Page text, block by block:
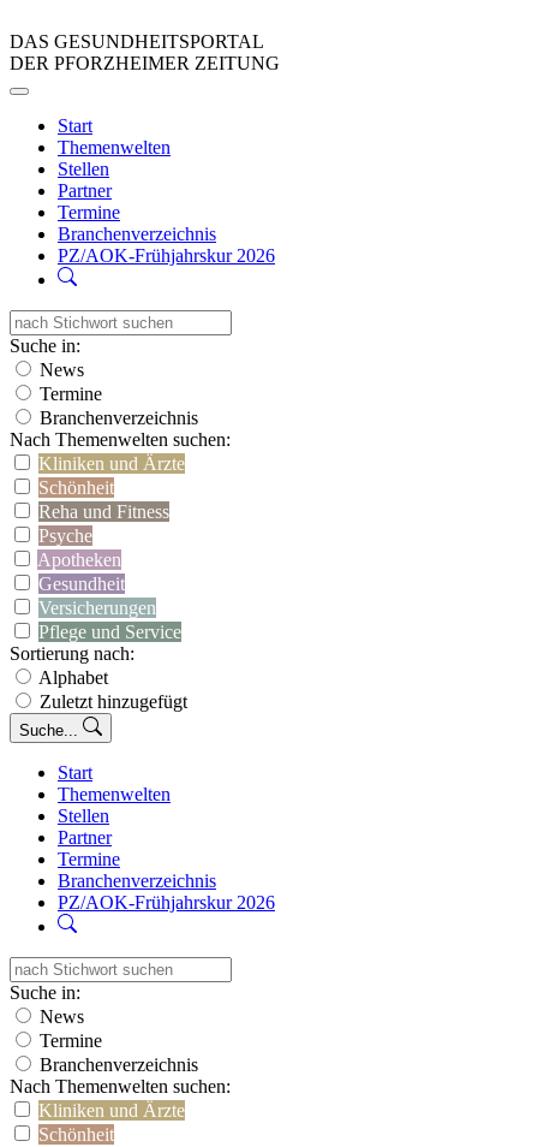
DAS GESUNDHEITSPORTAL
DER PFORZHEIMER ZEITUNG
Start
Themenwelten
Stellen
Partner
Termine
Branchenverzeichnis
PZ/AOK-Frühjahrskur 2026
Suche in:
News
Termine
Branchenverzeichnis
Nach Themenwelten suchen:
Kliniken und Ärzte
Schönheit
Reha und Fitness
Psyche
Apotheken
Gesundheit
Versicherungen
Pflege und Service
Sortierung nach:
Alphabet
Zuletzt hinzugefügt
Suche...
Start
Themenwelten
Stellen
Partner
Termine
Branchenverzeichnis
PZ/AOK-Frühjahrskur 2026
Suche in:
News
Termine
Branchenverzeichnis
Nach Themenwelten suchen:
Kliniken und Ärzte
Schönheit